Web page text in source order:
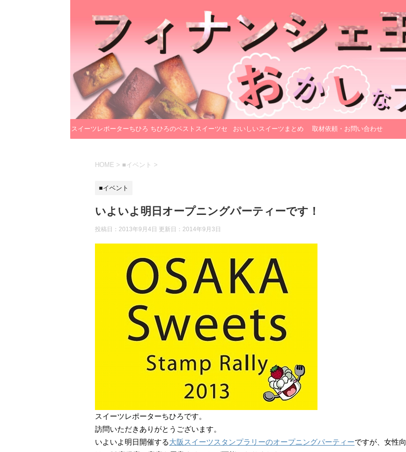
スイーツレポーターちひろ ちひろのベストスイーツセ おいしいスイーツまとめ 取材依頼・お問い合わせ
HOME > ■イベント >
■イベント
いよいよ明日オープニングパーティーです！
投稿日：2013年9月4日 更新日： 2014年9月3日
スイーツレポーターちひろです。
訪問いただきありがとうございます。
いよいよ明日開催する大阪スイーツスタンプラリーのオープニングパーティーですが、女性向